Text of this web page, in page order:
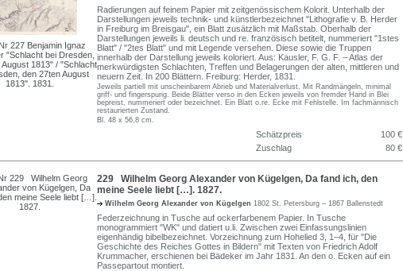
Radierungen auf feinem Papier mit zeitgenössischem Kolorit. Unterhalb der
Darstellungen jeweils technik- und künstlerbezeichnet "Lithografie v. B. Herder
in Freiburg im Breisgau", ein Blatt zusätzlich mit Maßstab. Oberhalb der
Darstellungen jeweils li. deutsch und re. französisch betitelt, nummeriert "1stes
Blatt" / "2tes Blatt" und mit Legende versehen. Diese sowie die Truppen
innerhalb der Darstellung jeweils koloriert. Aus: Kausler, F. G. F. – Atlas der
merkwürdigsten Schlachten, Treffen und Belagerungen der alten, mittleren und
neuern Zeit. In 200 Blättern. Freiburg: Herder, 1831.
Jeweils partiell mit unscheinbarem Abrieb und Materialverlust. Mit Randmängeln, minimal
griff- und fingerspurig. Beide Blätter verso in den Ecken jeweils von fremder Hand in Blei
bepreist, nummeriert oder bezeichnet. Ein Blatt o.re. Ecke mit Fehlstelle. Im fachmännisch
restaurierten Zustand.
Bl. 48 x 56,8 cm.
Schätzpreis
100 €
Zuschlag
80 €
229 Wilhelm Georg Alexander von Kügelgen, Da fand ich, den
meine Seele liebt […]. 1827.
Wilhelm Georg Alexander von Kügelgen 1802 St. Petersburg – 1867 Ballenstedt
Federzeichnung in Tusche auf ockerfarbenem Papier. In Tusche
monogrammiert "WK" und datiert u.li. Zwischen zwei Einfassungslinien
eigenhändig bibelbezeichnet. Vorzeichnung zum Hohelied 3, 1–4, für "Die
Geschichte des Reiches Gottes in Bildern" mit Texten von Friedrich Adolf
Krummacher, erschienen bei Bädeker im Jahr 1831. An den o. Ecken auf ein
Passepartout montiert.